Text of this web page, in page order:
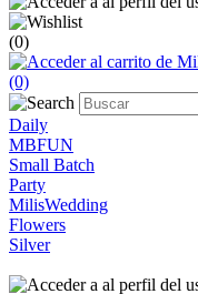
(0)
(0)
Daily
MBFUN
Small Batch
Party
MilisWedding
Flowers
Silver